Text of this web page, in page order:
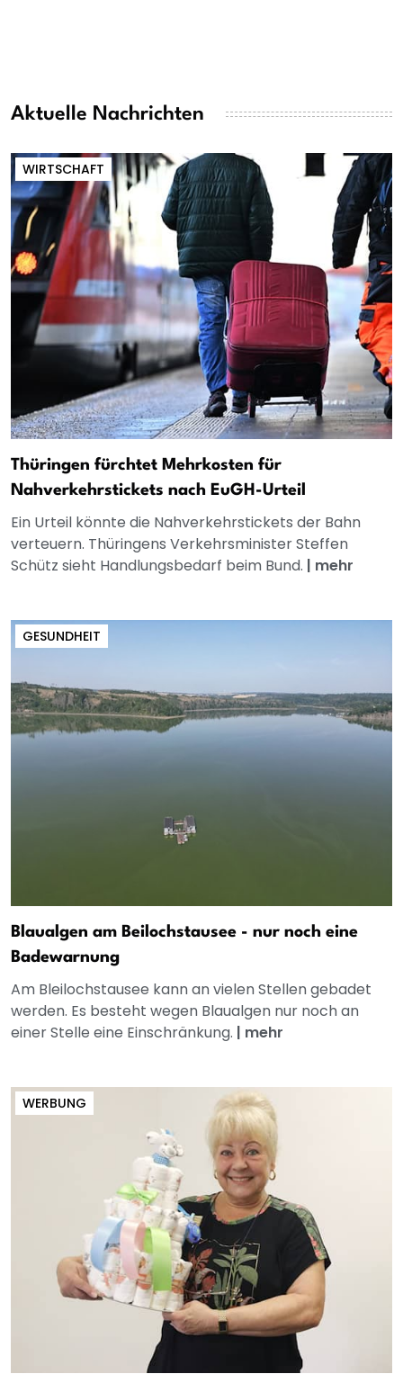
Aktuelle Nachrichten
WIRTSCHAFT
Thüringen fürchtet Mehrkosten für
Nahverkehrstickets nach EuGH-Urteil
Ein Urteil könnte die Nahverkehrstickets der Bahn
verteuern. Thüringens Verkehrsminister Steffen
Schütz sieht Handlungsbedarf beim Bund. | mehr
GESUNDHEIT
Blaualgen am Beilochstausee - nur noch eine
Badewarnung
Am Bleilochstausee kann an vielen Stellen gebadet
werden. Es besteht wegen Blaualgen nur noch an
einer Stelle eine Einschränkung. | mehr
WERBUNG